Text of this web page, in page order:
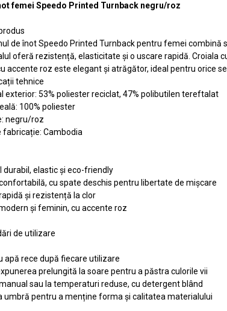
femei Speedo Printed Turnback negru/roz
de înot Speedo Printed Turnback pentru femei
oferă rezistență, elasticitate și o uscare rapidă. Croiala
accente roz este elegant și atrăgător, ideal pentru orice
tehnice
exterior: 53% poliester reciclat, 47% polibutilen tereftalat
100% poliester
negru/roz
fabricație: Cambodia
elastic și eco-friendly
cu spate deschis pentru libertate de mișcare
și rezistență la clor
și feminin, cu accente roz
de utilizare
apă rece după fiecare utilizare
prelungită la soare pentru a păstra culorile vii
sau la temperaturi reduse, cu detergent blând
umbră pentru a menține forma și calitatea materialului